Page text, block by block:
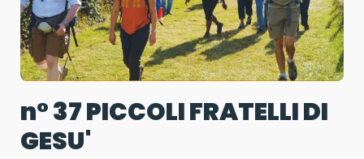
n° 37 PICCOLI FRATELLI DI
GESU'